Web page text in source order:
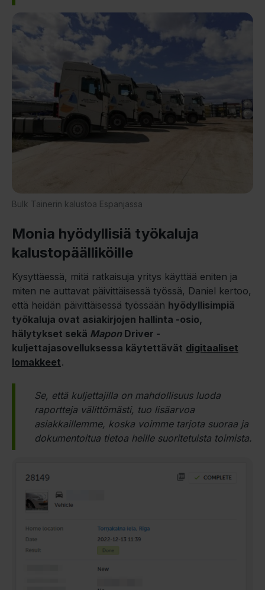
Bulk Tainerin kalustoa Espanjassa
Monia hyödyllisiä työkaluja
kalustopäälliköille
Kysyttäessä, mitä ratkaisuja yritys käyttää eniten ja
miten ne auttavat päivittäisessä työssä, Daniel kertoo,
että heidän päivittäisessä työssään hyödyllisimpiä
työkaluja ovat asiakirjojen hallinta -osio,
hälytykset sekä Mapon Driver -
kuljettajasovelluksessa käytettävät digitaaliset
lomakkeet.
Se, että kuljettajilla on mahdollisuus luoda
raportteja välittömästi, tuo lisäarvoa
asiakkaillemme, koska voimme tarjota suoraa ja
dokumentoitua tietoa heille suoritetuista toimista.